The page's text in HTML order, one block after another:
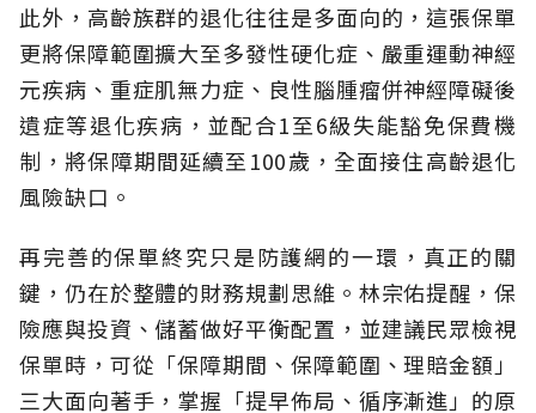
此外，高齡族群的退化往往是多面向的，這張保單
更將保障範圍擴大至多發性硬化症、嚴重運動神經
元疾病、重症肌無力症、良性腦腫瘤併神經障礙後
遺症等退化疾病，並配合1至6級失能豁免保費機
制，將保障期間延續至100歲，全面接住高齡退化
風險缺口。
再完善的保單終究只是防護網的一環，真正的關
鍵，仍在於整體的財務規劃思維。 林宗佑提醒，保
險應與投資、儲蓄做好平衡配置，並建議民眾檢視
保單時，可從「保障期間、保障範圍、理賠金額」
三大面向著手，掌握「提早佈局、循序漸進」的原